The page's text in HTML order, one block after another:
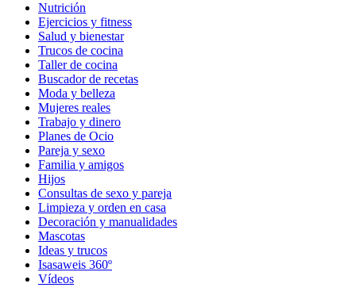
Nutrición
Ejercicios y fitness
Salud y bienestar
Trucos de cocina
Taller de cocina
Buscador de recetas
Moda y belleza
Mujeres reales
Trabajo y dinero
Planes de Ocio
Pareja y sexo
Familia y amigos
Hijos
Consultas de sexo y pareja
Limpieza y orden en casa
Decoración y manualidades
Mascotas
Ideas y trucos
Isasaweis 360º
Vídeos